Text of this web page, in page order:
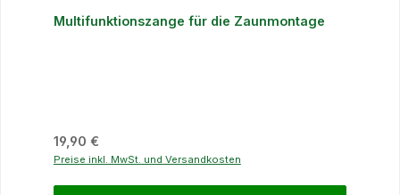
Multifunktionszange für die Zaunmontage
Regulärer Preis:
19,90 €
Preise inkl. MwSt. und Versandkosten